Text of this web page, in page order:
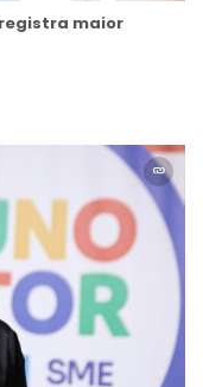
registra maior